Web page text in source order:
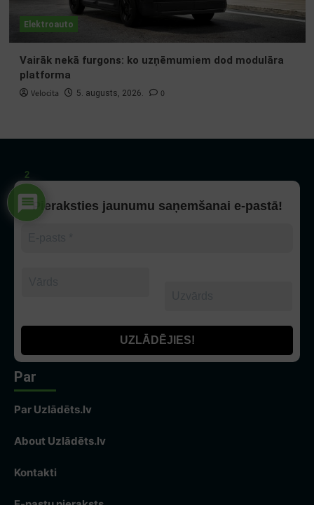
Elektroauto
Vairāk nekā furgons: ko uzņēmumiem dod modulāra
platforma
Velocita 5. augusts, 2026. 0
Pieraksties jaunumu saņemšanai e-pastā!
Par
Par Uzlādēts.lv
About Uzlādēts.lv
Kontakti
2